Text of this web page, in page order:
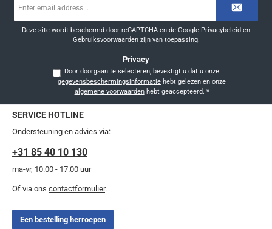
mailadres
Deze site wordt beschermd door reCAPTCHA en de Google Privacybeleid en
Gebruiksvoorwaardenzijn van toepassing.
Privacy
Door doorgaan te selecteren, bevestigt u dat u onze
gegevensbeschermingsinformatie
algemene voorwaardenhebt geaccepteerd. *
SERVICE HOTLINE
Ondersteuning en advies via:
+31 85 40 10 130
ma-vr, 10.00 - 17.00 uur
Of via ons contactformulier.
Een bestelling herroepen